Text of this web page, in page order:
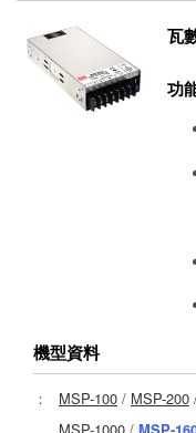
瓦
功
機型資料
： MSP-100 / MSP-200